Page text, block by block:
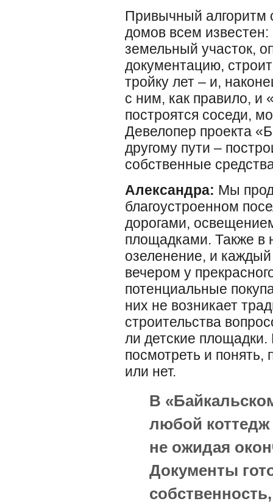
Привычный алгоритм
домов всем известен:
земельный участок,
документацию,
тройку лет – и,
с ним, как правило, и
построятся соседи,
Девелопер проекта
другому пути –
собственные
Александра: Мы
благоустроенном
дорогами,
площадками. Также в
озеленение, и
вечером у
потенциальные
них не возникает
строительства
ли детские
посмотреть и
или нет.
В
любой
не ожидая
Документы